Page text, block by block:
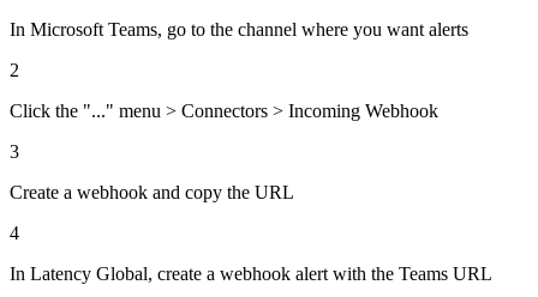
In Microsoft Teams, go to the channel where you want alerts
2
Click the "..." menu > Connectors > Incoming Webhook
3
Create a webhook and copy the URL
4
In Latency Global, create a webhook alert with the Teams URL